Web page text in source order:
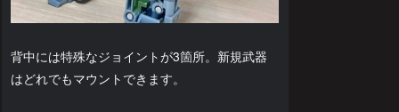
背中には特殊なジョイントが3箇所。新規武器
はどれでもマウントできます。